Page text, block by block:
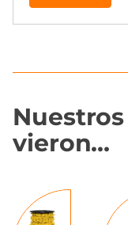
vieron…